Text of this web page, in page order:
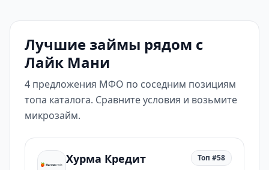
Лучшие займы рядом с
Лайк Мани
4 предложения МФО по соседним позициям
топа каталога. Сравните условия и возьмите
микрозайм.
Хурма Кредит Топ #58